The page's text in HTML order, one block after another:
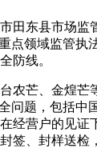
东县市场监
点领域监管执
防线。
芒、金煌芒
问题，包括中
经营户的见证
签、封样送检